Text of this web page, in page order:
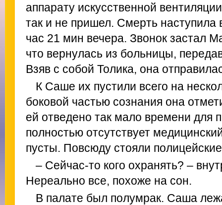
аппарату искусственной
так и не пришел. Смерть наступила
час 21 мин вечера. Звонок застал
что вернулась из больницы,
Взяв с собой Толика, она
К Саше их пустили всего на
боковой частью сознания она
ей отведено так мало времени для
полностью отсутствует
пусты. Повсюду стояли
– Сейчас-то кого охранять? –
Нереально все, похоже на сон.
В палате был полумрак. Саша